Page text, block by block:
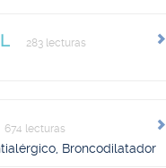
283 lecturas
674 lecturas
Broncodilatador